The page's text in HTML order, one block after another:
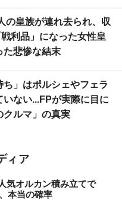
の皇族が連れ去られ、収
利品」になった女性皇
た悲惨な結末
ち」はポルシェやフェラ
いない...FPが実際に目に
クルマ」の真実
オルカン積み立てで
本当の確率